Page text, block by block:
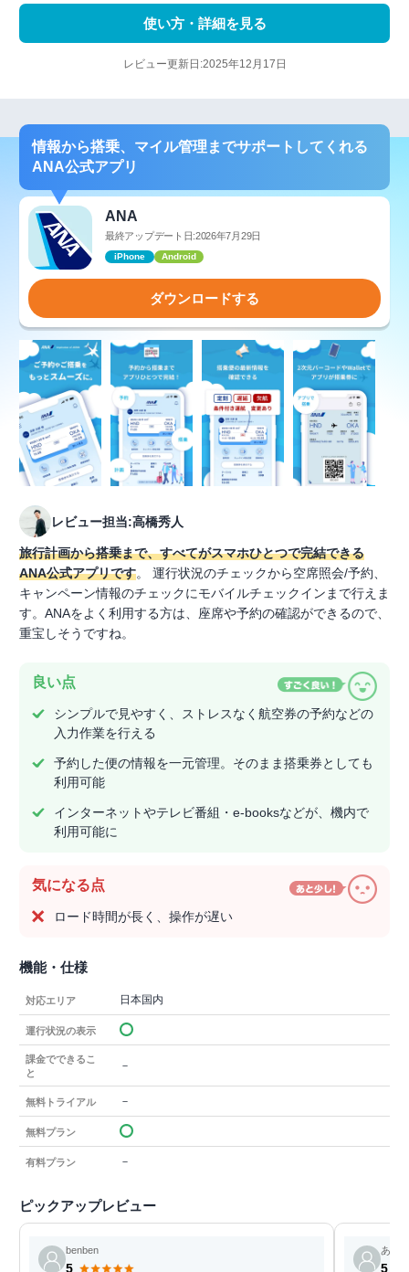
使い方・詳細を見る
レビュー更新日:2025年12月17日
情報から搭乗、マイル管理までサポートしてくれる
ANA公式アプリ
ANA
最終アップデート日:2026年7月29日
iPhone Android
ダウンロードする
レビュー担当:高橋秀人
旅行計画から搭乗まで、すべてがスマホひとつで完結できる
ANA公式アプリです。 運行状況のチェックから空席照会/予約、
キャンペーン情報のチェックにモバイルチェックインまで行えま
す。ANAをよく利用する方は、座席や予約の確認ができるので、
重宝しそうですね。
良い点
シンプルで見やすく、ストレスなく航空券の予約などの
入力作業を行える
予約した便の情報を一元管理。そのまま搭乗券としても
利用可能
インターネットやテレビ番組・e-booksなどが、機内で
利用可能に
気になる点
ロード時間が長く、操作が遅い
機能・仕様
対応エリア 日本国内
運行状況の表示
課金でできるこ
と
－
無料トライアル －
無料プラン
有料プラン －
ピックアップレビュー
benben
5
あろ
5